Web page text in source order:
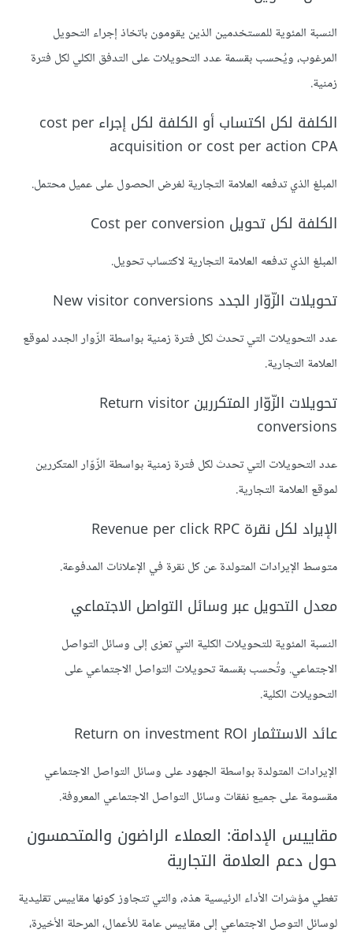
النسبة المئوية للمستخدمين الذين يقومون باتخاذ إجراء التحويل
المرغوب، ويُحسب بقسمة عدد التحويلات على التدفق الكلي لكل فترة
زمنية.
الكلفة لكل اكتساب أو الكلفة لكل إجراء cost per
acquisition or cost per action CPA
المبلغ الذي تدفعه العلامة التجارية لغرض الحصول على عميل محتمل.
الكلفة لكل تحويل Cost per conversion
المبلغ الذي تدفعه العلامة التجارية لاكتساب تحويل.
تحويلات الزّوّار الجدد New visitor conversions
عدد التحويلات التي تحدث لكل فترة زمنية بواسطة الزّوار الجدد لموقع
العلامة التجارية.
تحويلات الزّوّار المتكررين Return visitor
conversions
عدد التحويلات التي تحدث لكل فترة زمنية بواسطة الزّوّار المتكررين
لموقع العلامة التجارية.
الإيراد لكل نقرة Revenue per click RPC
متوسط الإيرادات المتولدة عن كل نقرة في الإعلانات المدفوعة.
معدل التحويل عبر وسائل التواصل الاجتماعي
النسبة المئوية للتحويلات الكلية التي تعزى إلى وسائل التواصل
الاجتماعي. وتُحسب بقسمة تحويلات التواصل الاجتماعي على
التحويلات الكلية.
عائد الاستثمار Return on investment ROI
الإيرادات المتولدة بواسطة الجهود على وسائل التواصل الاجتماعي
مقسومة على جميع نفقات وسائل التواصل الاجتماعي المعروفة.
مقاييس الإدامة: العملاء الراضون والمتحمسون
حول دعم العلامة التجارية
تغطي مؤشرات الأداء الرئيسية هذه، والتي تتجاوز كونها مقاييس تقليدية
لوسائل التوصل الاجتماعي إلى مقاييس عامة للأعمال، المرحلة الأخيرة،